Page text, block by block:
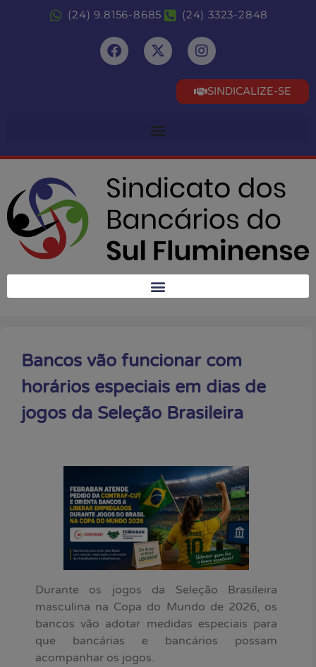
(24) 9.8156-8685 (24) 3323-2848
SINDICALIZE-SE
Bancos vão funcionar com
horários especiais em dias de
jogos da Seleção Brasileira
Durante os jogos da Seleção Brasileira
masculina na Copa do Mundo de 2026, os
bancos vão adotar medidas especiais para
que bancárias e bancários possam
acompanhar os jogos.